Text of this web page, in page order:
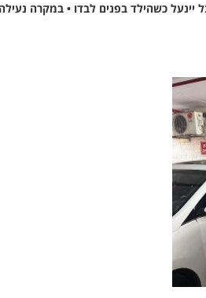
כשהילד בפנים לבדו • במקרה